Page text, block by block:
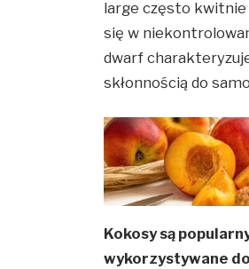
large często kwitnie
się w
dwarf
skłonnością do
Kokosy są
wykorzystywane